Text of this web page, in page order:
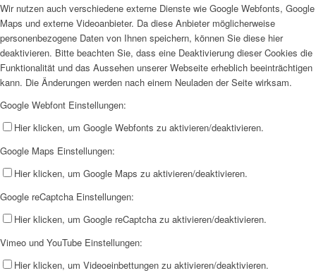
Wir nutzen auch verschiedene externe Dienste wie Google Webfonts, Google
Maps und externe Videoanbieter. Da diese Anbieter möglicherweise
personenbezogene Daten von Ihnen speichern, können Sie diese hier
deaktivieren. Bitte beachten Sie, dass eine Deaktivierung dieser Cookies die
Funktionalität und das Aussehen unserer Webseite erheblich beeinträchtigen
kann. Die Änderungen werden nach einem Neuladen der Seite wirksam.
Google Webfont Einstellungen:
Hier klicken, um Google Webfonts zu aktivieren/deaktivieren.
Google Maps Einstellungen:
Hier klicken, um Google Maps zu aktivieren/deaktivieren.
Google reCaptcha Einstellungen:
Hier klicken, um Google reCaptcha zu aktivieren/deaktivieren.
Vimeo und YouTube Einstellungen:
Hier klicken, um Videoeinbettungen zu aktivieren/deaktivieren.